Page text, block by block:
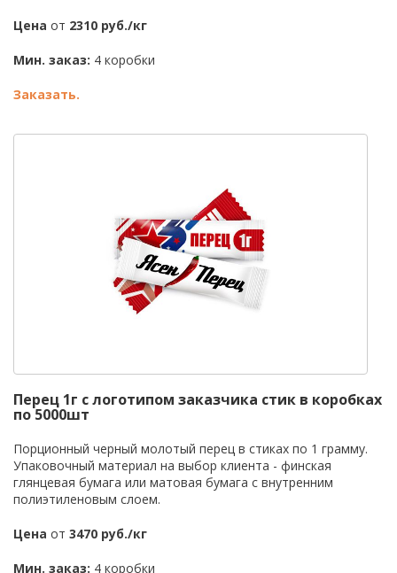
Цена от 2310 руб./кг
Мин. заказ: 4 коробки
Заказать.
Перец 1г с логотипом заказчика стик в коробках
по 5000шт
Порционный черный молотый перец в стиках по 1 грамму.
Упаковочный материал на выбор клиента - финская
глянцевая бумага или матовая бумага с внутренним
полиэтиленовым слоем.
Цена от 3470 руб./кг
Мин. заказ: 4 коробки